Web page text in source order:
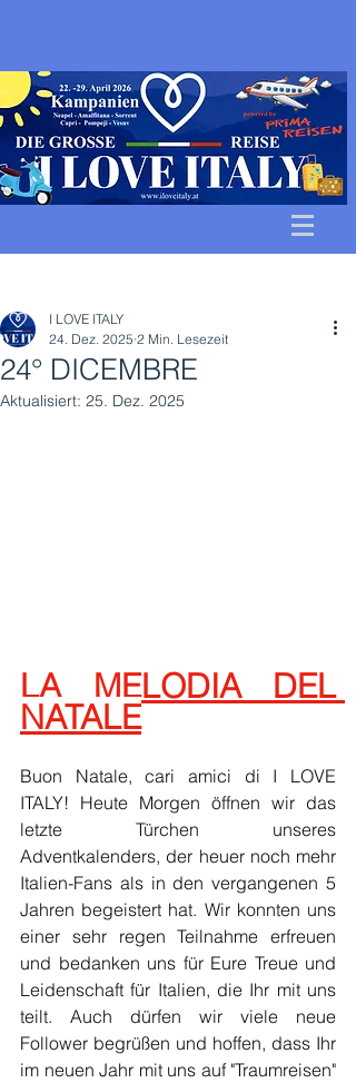
24° DICEMBRE
I LOVE ITALY
24. Dez. 2025 2 Min. Lesezeit
Aktualisiert: 25. Dez. 2025
LA MELODIA DEL
NATALE
Buon Natale, cari amici di I LOVE
ITALY! Heute Morgen öffnen wir das
letzte Türchen unseres
Adventkalenders, der heuer noch mehr
Italien-Fans als in den vergangenen 5
Jahren begeistert hat. Wir konnten uns
einer sehr regen Teilnahme erfreuen
und bedanken uns für Eure Treue und
Leidenschaft für Italien, die Ihr mit uns
teilt. Auch dürfen wir viele neue
Follower begrüßen und hoffen, dass Ihr
im neuen Jahr mit uns auf "Traumreisen"